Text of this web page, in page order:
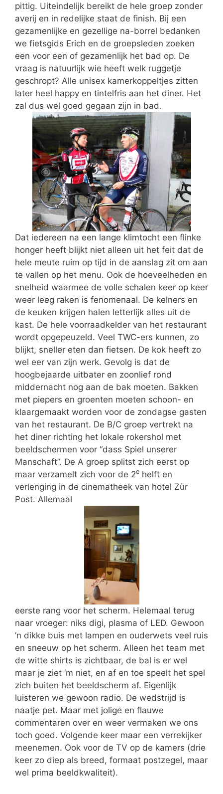
pittig. Uiteindelijk bereikt de hele groep zonder
averij en in redelijke staat de finish. Bij een
gezamenlijke en gezellige na-borrel bedanken
we fietsgids Erich en de groepsleden zoeken
een voor een of gezamenlijk het bad op. De
vraag is natuurlijk wie heeft welk ruggetje
geschropt? Alle unisex kamerkoppeltjes zitten
later heel happy en tintelfris aan het diner. Het
zal dus wel goed gegaan zijn in bad.
Dat iedereen na een lange klimtocht een flinke
honger heeft blijkt niet alleen uit het feit dat de
hele meute ruim op tijd in de aanslag zit om aan
te vallen op het menu. Ook de hoeveelheden en
snelheid waarmee de volle schalen keer op keer
weer leeg raken is fenomenaal. De kelners en
de keuken krijgen halen letterlijk alles uit de
kast. De hele voorraadkelder van het restaurant
wordt opgepeuzeld. Veel TWC-ers kunnen, zo
blijkt, sneller eten dan fietsen. De kok heeft zo
wel eer van zijn werk. Gevolg is dat de
hoogbejaarde uitbater en zoonlief rond
middernacht nog aan de bak moeten. Bakken
met piepers en groenten moeten schoon- en
klaargemaakt worden voor de zondagse gasten
van het restaurant. De B/C groep vertrekt na
het diner richting het lokale rokershol met
beeldschermen voor “dass Spiel unserer
Manschaft”. De A groep splitst zich eerst op
maar verzamelt zich voor de 2e helft en
verlenging in de cinematheek van hotel Zür
Post. Allemaal
eerste rang voor het scherm. Helemaal terug
naar vroeger: niks digi, plasma of LED. Gewoon
’n dikke buis met lampen en ouderwets veel ruis
en sneeuw op het scherm. Alleen het team met
de witte shirts is zichtbaar, de bal is er wel
maar je ziet ‘m niet, en af en toe speelt het spel
zich buiten het beeldscherm af. Eigenlijk
luisteren we gewoon radio. De wedstrijd is
naatje pet. Maar met jolige en flauwe
commentaren over en weer vermaken we ons
toch goed. Volgende keer maar een verrekijker
meenemen. Ook voor de TV op de kamers (drie
keer zo diep als breed, formaat postzegel, maar
wel prima beeldkwaliteit).